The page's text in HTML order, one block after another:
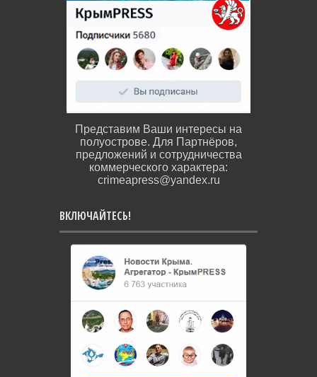
Представим Ваши интересы на
полуострове. Для Партнёров,
предложений и сотрудничества
коммерческого характера:
crimeapress@yandex.ru
ВКЛЮЧАЙТЕСЬ!